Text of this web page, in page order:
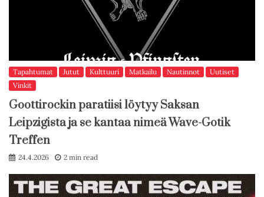
Tapahtumat Jutut Kulttuuri Matkailu Nautinnot
Uutiset
Vinkit
Goottirockin paratiisi löytyy Saksan
Leipzigista ja se kantaa nimeä Wave-Gotik
Treffen
24.4.2026 2 min read